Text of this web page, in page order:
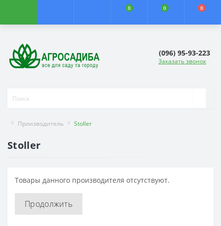
0 0 0
(096) 95-93-223
Заказать звонок
Производитель Stoller
Stoller
Товары данного производителя отсутствуют.
Продолжить